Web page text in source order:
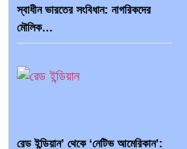
স্বাধীন ভারতের সংবিধান: নাগরিকদের
মৌলিক…
রেড ইন্ডিয়ান’ থেকে ‘নেটিভ আমেরিকান’: